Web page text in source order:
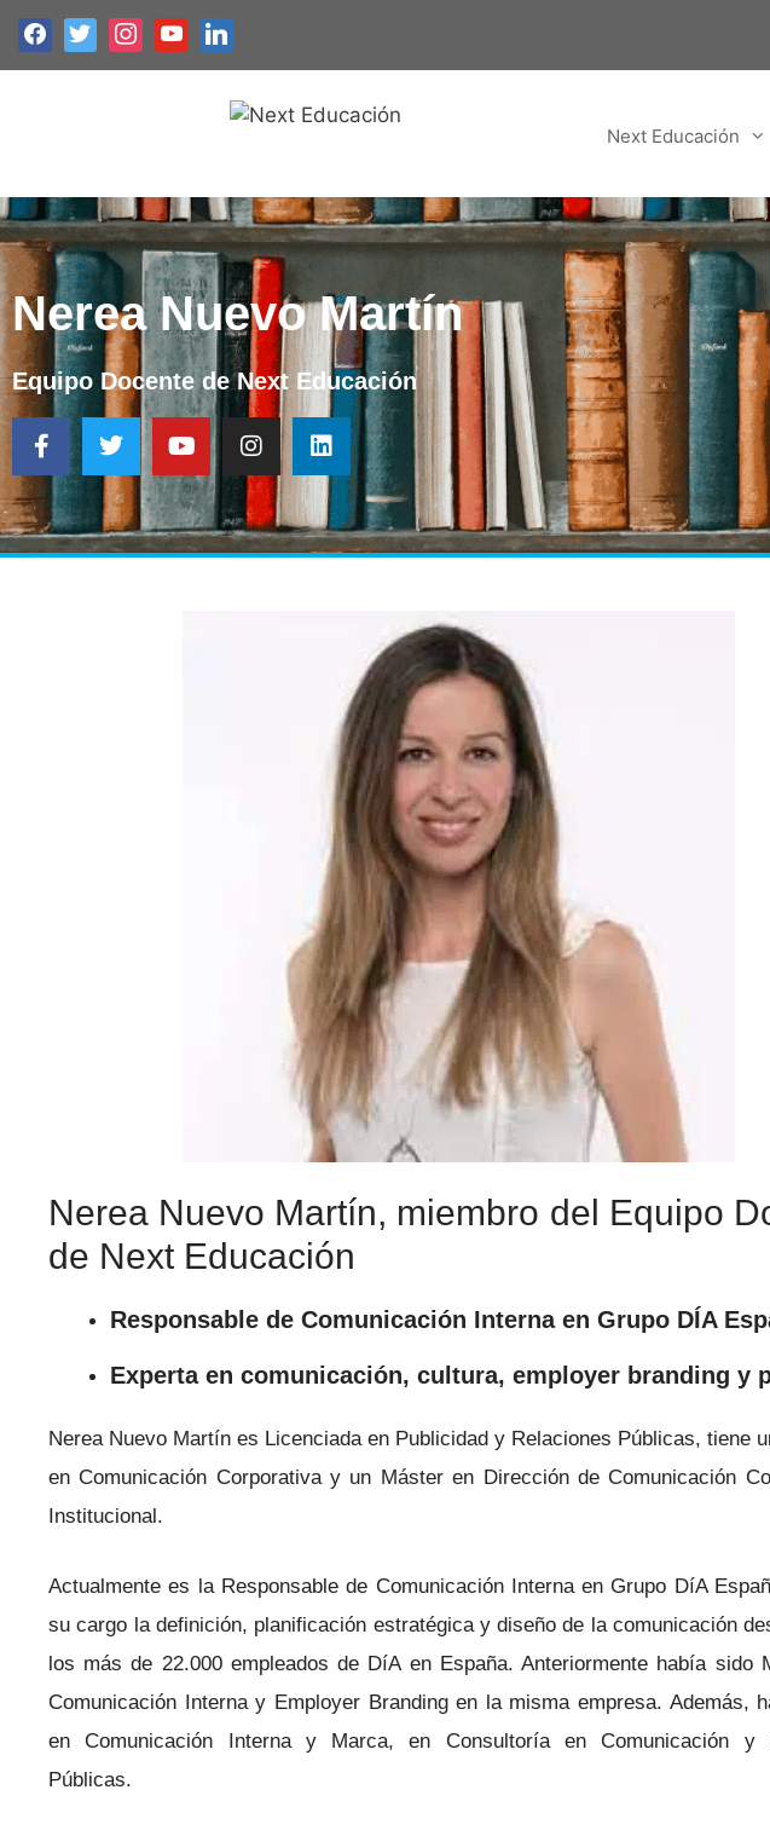
Next Educación
Nerea Nuevo Martín
Equipo Docente de Next Educación
Nerea Nuevo Martín, miembro del Equipo
de Next Educación
Responsable de Comunicación Interna en Grupo DÍA
Experta en comunicación, cultura, employer branding y
Nerea Nuevo Martín es Licenciada en Publicidad y Relaciones Públicas, tiene
en Comunicación Corporativa y un Máster en Dirección de Comunicación
Institucional.
Actualmente es la Responsable de Comunicación Interna en Grupo DíA
su cargo la definición, planificación estratégica y diseño de la comunicación
los más de 22.000 empleados de DíA en España. Anteriormente había sido
Comunicación Interna y Employer Branding en la misma empresa. Además,
en Comunicación Interna y Marca, en Consultoría en Comunicación y
Públicas.